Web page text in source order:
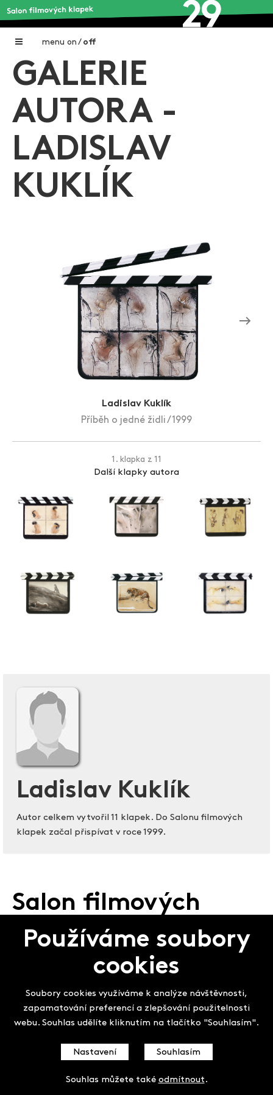
menu on / off
Home
Galerie filmových klapek
Autoři filmových klapek
O projektu
Zlín Film Festival
GALERIE
AUTORA -
LADISLAV
KUKLÍK
Ladislav Kuklík
Příběh o jedné židli / 1999
1. klapka z 11
Další klapky autora
Ladislav Kuklík
Autor celkem vytvořil 11 klapek. Do Salonu filmových
klapek začal přispívat v roce 1999.
Salon filmových
klapek
Používáme soubory
cookies
Soubory cookies využíváme k analýze návštěvnosti,
zapamatování preferencí a zlepšování použitelnosti
webu. Souhlas udělíte kliknutím na tlačítko "Souhlasím".
Nastavení Souhlasím
Souhlas můžete také odmítnout .